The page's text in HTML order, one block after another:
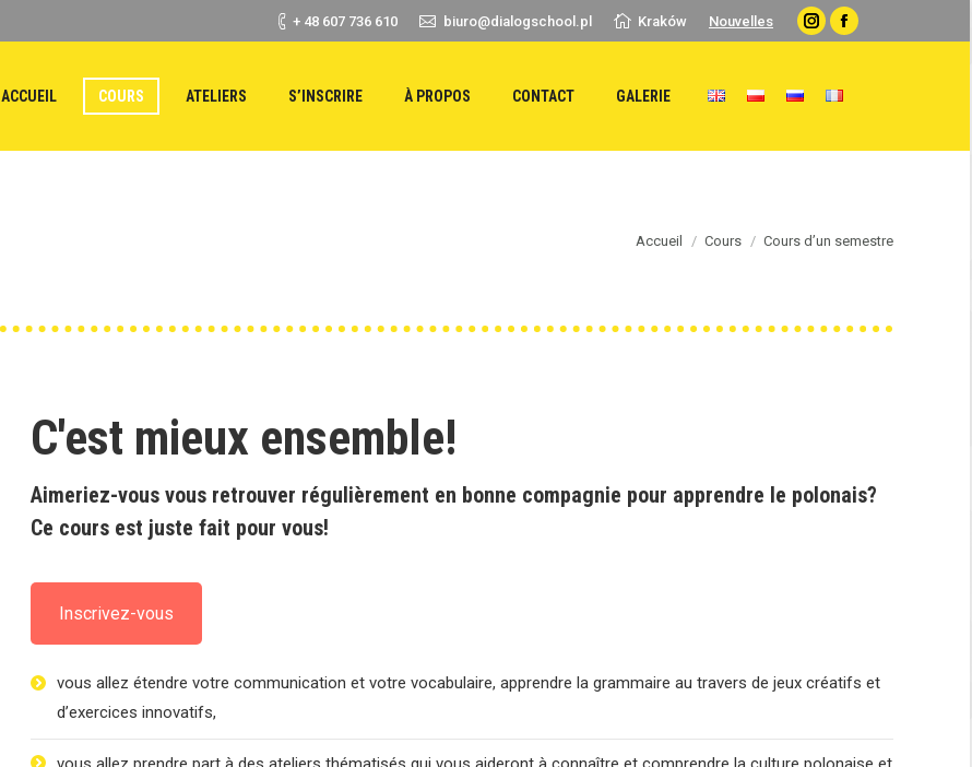
+ 48 607 736 610 biuro@dialogschool.pl Kraków Nouvelles
InstagramFacebook
ACCUEIL COURS ATELIERS S’INSCRIRE À PROPOS CONTACT GALERIE
Accueil Cours Cours d’un semestre
C'est mieux ensemble!
Aimeriez-vous vous retrouver régulièrement en bonne compagnie pour apprendre le polonais?
Ce cours est juste fait pour vous!
Inscrivez-vous
vous allez étendre votre communication et votre vocabulaire, apprendre la grammaire au travers de jeux créatifs et
d’exercices innovatifs,